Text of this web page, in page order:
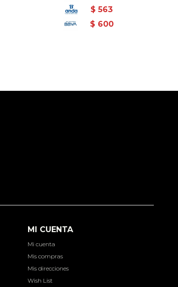
$ 563
$ 600
MI CUENTA
Mi cuenta
Mis compras
Mis direcciones
Wish List